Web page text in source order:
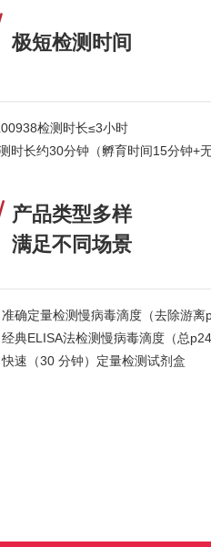
极短检测时间
检测时长≤3小时
时长约30分钟（孵育时间15分钟+无
产品类型多样
满足不同场景
确定量检测慢病毒滴度（去除游离
典ELISA法检测慢病毒滴度（总p24
速（30 分钟）定量检测试剂盒